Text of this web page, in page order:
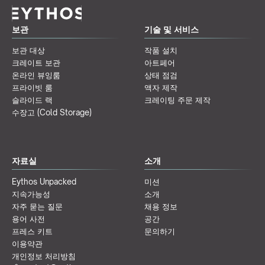
보관
보관 대상
크레이트 보관
온라인 뷰잉룸
프라이빗 룸
슬라이드 랙
수장고 (Cold Storage)
기술 및 서비스
작품 설치
아트페어
상태 점검
액자 제작
크레이팅 주문 제작
자료실
Eythos Unpacked
지속가능성
자주 묻는 질문
용어 사전
프레스 키트
이용약관
개인정보 처리방침
소개
미션
소개
채용 정보
공간
문의하기